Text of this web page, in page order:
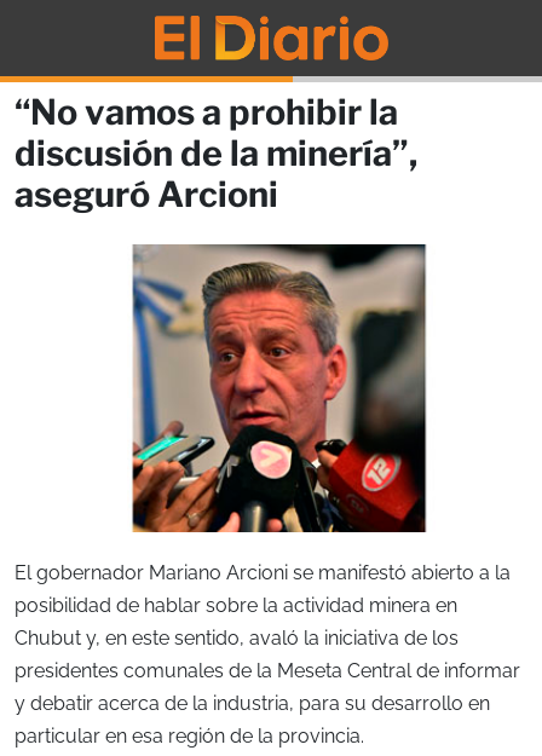
“No vamos a prohibir la
discusión de la minería”,
aseguró Arcioni
El gobernador Mariano Arcioni se manifestó abierto a la
posibilidad de hablar sobre la actividad minera en
Chubut y, en este sentido, avaló la iniciativa de los
presidentes comunales de la Meseta Central de informar
y debatir acerca de la industria, para su desarrollo en
particular en esa región de la provincia.